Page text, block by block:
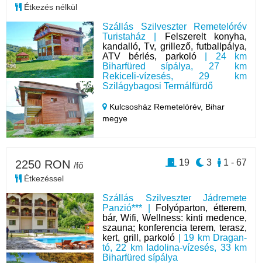
Szállás Szilveszter Remetelórév
Turistaház |
Felszerelt konyha,
kandalló, Tv, grillező, futballpálya,
ATV bérlés, parkoló| 24 km
Biharfüred sípálya, 27 km
Rekiceli-vízesés, 29 km
Szilágybagosi Termálfürdő
Kulcsosház Remetelórév, Bihar
megye
Étkezés nélkül
Szállás Szilveszter Jádremete
Panzió*** | Folyóparton, étterem,
bár, Wifi, Wellness: kinti medence,
szauna; konferencia terem, terasz,
kert, grill, parkoló | 19 km Dragan-
tó, 22 km Iadolina-vízesés, 33 km
Biharfüred sípálya
2250 RON /fő
Étkezéssel
1 - 67
3
19